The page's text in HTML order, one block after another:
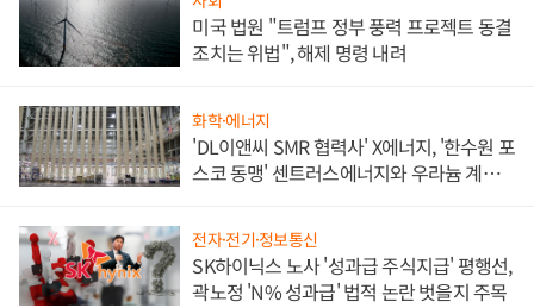
미국 법원 "트럼프 정부 풍력 프로젝트 동결
조치는 위법", 해제 명령 내려
화학·에너지
'DL이앤씨 SMR 협력사' X에너지, '한수원 포
스코 동맹' 센트러스에너지와 우라늄 계약
전자·전기·정보통신
SK하이닉스 노사 '성과급 주식지급' 평행선,
곽노정 'N% 성과급' 법적 논란 벗을지 주목